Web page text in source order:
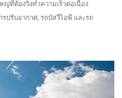
ที่ต้องวิ่งทำความเร็วต่อเนื่อง
รปรับอากาศ, รถบัสวีไอพี และรถ